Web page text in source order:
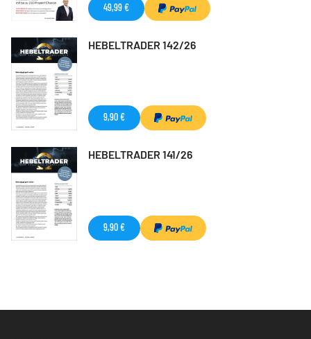
49,99 €
HEBELTRADER 142/26
9,90 €
HEBELTRADER 141/26
9,90 €